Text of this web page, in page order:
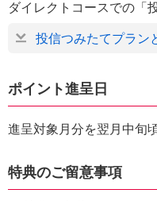
ダイレクトコースでの「
投信つみたてプラン
ポイント進呈日
進呈対象月分を翌月中旬
特典のご留意事項